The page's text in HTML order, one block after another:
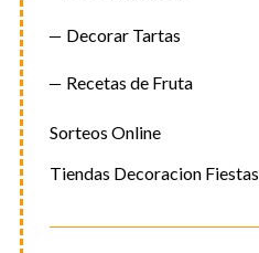
Decorar Tartas
Recetas de Fruta
Sorteos Online
Tiendas Decoracion Fiestas